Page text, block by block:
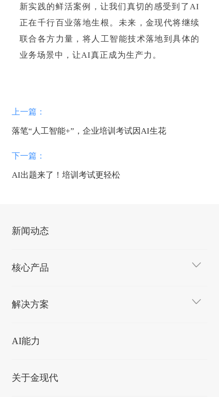
新实践的鲜活案例，让我们真切的感受到了AI
正在千行百业落地生根。未来，金现代将继续
联合各方力量，将人工智能技术落地到具体的
业务场景中，让AI真正成为生产力。
上一篇：
落笔“人工智能+”，企业培训考试因AI生花
下一篇：
AI出题来了！培训考试更轻松
新闻动态
核心产品
解决方案
AI能力
关于金现代